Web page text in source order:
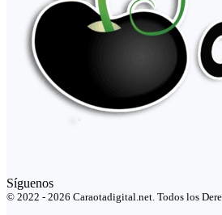
Síguenos
© 2022 - 2026 Caraotadigital.net. Todos los